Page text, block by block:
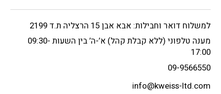
למשלוח דואר וחבילות: אבא אבן 15 הרצליה ת.ד 2199
מענה טלפוני (ללא קבלת קהל) א’-ה’ בין השעות 09:30-
17:00
09-9566550
info@kweiss-ltd.com